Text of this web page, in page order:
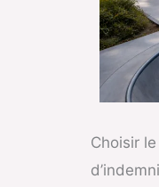
Choisir